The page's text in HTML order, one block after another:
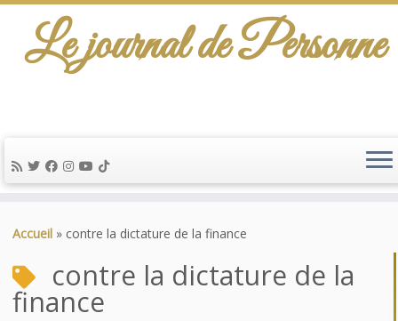
au
Le journal de Personne
Accueil » contre la dictature de la finance
contre la dictature de la
finance